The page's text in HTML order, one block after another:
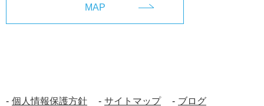
MAP
個人情報保護方針 サイトマップ ブログ